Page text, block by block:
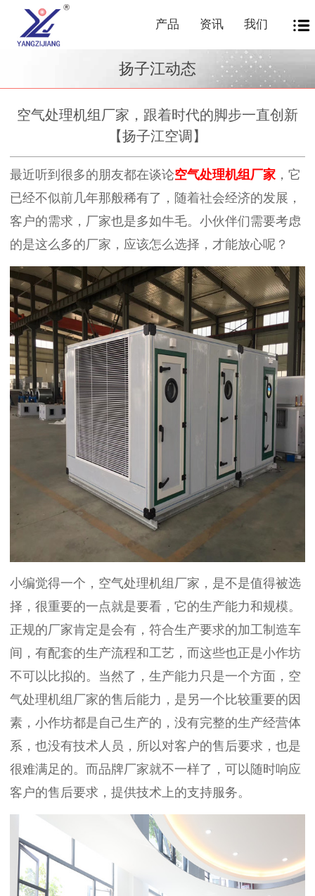
产品 资讯 我们
扬子江动态
空气处理机组厂家，跟着时代的脚步一直创新
【扬子江空调】
最近听到很多的朋友都在谈论空气处理机组厂家 ，它
已经不似前几年那般稀有了，随着社会经济的发展，
客户的需求，厂家也是多如牛毛。小伙伴们需要考虑
的是这么多的厂家，应该怎么选择，才能放心呢？
小编觉得一个， 空气处理机组厂家 ，是不是值得被选
择，很重要的一点就是要看，它的生产能力和规模。
正规的厂家肯定是会有，符合生产要求的加工制造车
间，有配套的生产流程和工艺，而这些也正是小作坊
不可以比拟的。当然了，生产能力只是一个方面， 空
气处理机组厂家的售后能力，是另一个比较重要的因
素，小作坊都是自己生产的，没有完整的生产经营体
系，也没有技术人员，所以对客户的售后要求，也是
很难满足的。而品牌厂家就不一样了，可以随时响应
客户的售后要求，提供技术上的支持服务。